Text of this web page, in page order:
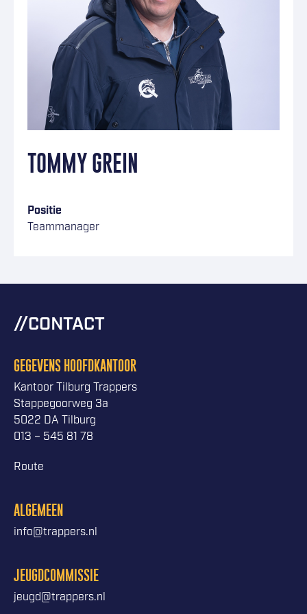
TOMMY GREIN
Positie
Teammanager
CONTACT
GEGEVENS HOOFDKANTOOR
Kantoor Tilburg Trappers
Stappegoorweg 3a
5022 DA Tilburg
013 – 545 81 78
Route
ALGEMEEN
info@trappers.nl
JEUGDCOMMISSIE
jeugd@trappers.nl